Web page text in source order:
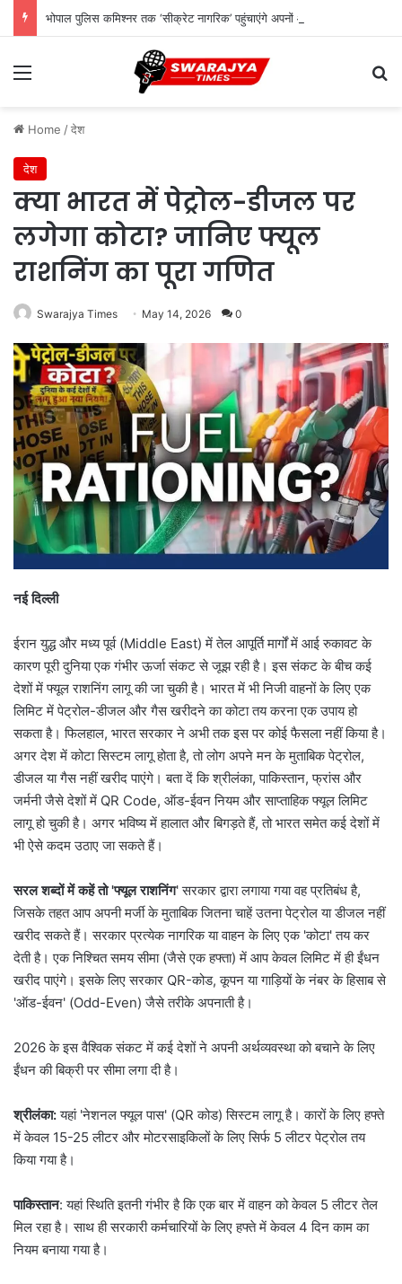
Menu
Home /देश
देश
क्या भारत में पेट्रोल-डीजल पर
लगेगा कोटा? जानिए फ्यूल
राशनिंग का पूरा गणित
Swarajya Times May 14, 2026 0
नई दिल्ली
ईरान युद्ध और मध्य पूर्व (Middle East) में तेल आपूर्ति मार्गों में आई रुकावट के
कारण पूरी दुनिया एक गंभीर ऊर्जा संकट से जूझ रही है। इस संकट के बीच कई
देशों में फ्यूल राशनिंग लागू की जा चुकी है। भारत में भी न‍िजी वाहनों के ल‍िए एक
ल‍िमिट में पेट्रोल-डीजल और गैस खरीदने का कोटा तय करना एक उपाय हो
सकता है। फिलहाल, भारत सरकार ने अभी तक इस पर कोई फैसला नहीं किया है।
अगर देश में कोटा सिस्टम लागू होता है, तो लोग अपने मन के मुताबिक पेट्रोल,
डीजल या गैस नहीं खरीद पाएंगे। बता दें कि श्रीलंका, पाकिस्तान, फ्रांस और
जर्मनी जैसे देशों में QR Code, ऑड-ईवन नियम और साप्ताहिक फ्यूल लिमिट
लागू हो चुकी है। अगर भविष्य में हालात और बिगड़ते हैं, तो भारत समेत कई देशों में
भी ऐसे कदम उठाए जा सकते हैं।
सरल शब्दों में कहें तो 'फ्यूल राशनिंग' सरकार द्वारा लगाया गया वह प्रतिबंध है,
जिसके तहत आप अपनी मर्जी के मुताबिक जितना चाहें उतना पेट्रोल या डीजल नहीं
खरीद सकते हैं। सरकार प्रत्येक नागरिक या वाहन के लिए एक 'कोटा' तय कर
देती है। एक निश्चित समय सीमा (जैसे एक हफ्ता) में आप केवल लिमिट में ही ईंधन
खरीद पाएंगे। इसके लिए सरकार QR-कोड, कूपन या गाड़ियों के नंबर के हिसाब से
'ऑड-ईवन' (Odd-Even) जैसे तरीके अपनाती है।
2026 के इस वैश्विक संकट में कई देशों ने अपनी अर्थव्यवस्था को बचाने के लिए
ईंधन की बिक्री पर सीमा लगा दी है।
श्रीलंका:यहां 'नेशनल फ्यूल पास' (QR कोड) सिस्टम लागू है। कारों के लिए हफ्ते
में केवल 15-25 लीटर और मोटरसाइकिलों के लिए सिर्फ 5 लीटर पेट्रोल तय
किया गया है।
पाकिस्तान: यहां स्थिति इतनी गंभीर है कि एक बार में वाहन को केवल 5 लीटर तेल
मिल रहा है। साथ ही सरकारी कर्मचारियों के लिए हफ्ते में केवल 4 दिन काम का
नियम बनाया गया है।